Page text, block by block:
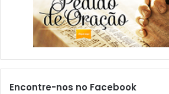
Encontre-nos no Facebook